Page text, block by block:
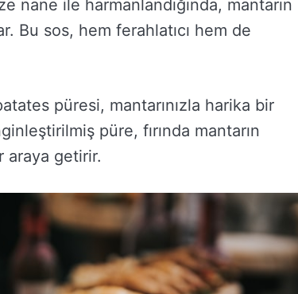
nane ile harmanlandığında, mantarın
Bu sos, hem ferahlatıcı hem de
püresi, mantarınızla harika bir
püre, fırında mantarın
araya getirir.